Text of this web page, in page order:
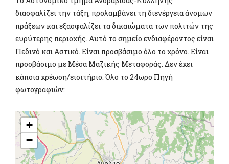
διασφαλίζει την τάξη, προλαμβάνει τη διενέργεια άνομων
πράξεων και εξασφαλίζει τα δικαιώματα των πολιτών της
ευρύτερης περιοχής. Αυτό το σημείο ενδιαφέροντος είναι
Πεδινό και Αστικό. Είναι προσβάσιμο όλο το χρόνο. Είναι
προσβάσιμο με Μέσα Μαζικής Μεταφοράς. Δεν έχει
κάποια χρέωση/εισιτήριο. Όλο το 24ωρο Πηγή
φωτογραφιών:
+
−